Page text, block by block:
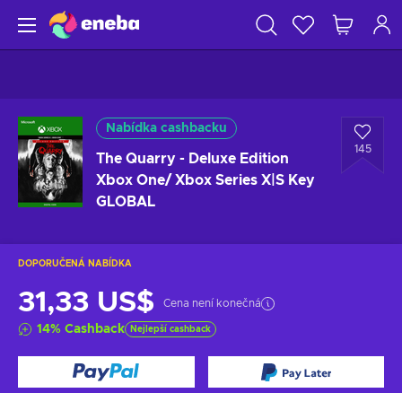
Nabídka cashbacku
The Quarry - Deluxe Edition
Xbox One/ Xbox Series X|S Key
GLOBAL
145
DOPORUČENÁ NABÍDKA
31,33 US$ Cena není konečná
14% Cashback Nejlepší cashback